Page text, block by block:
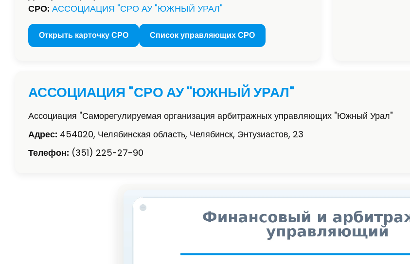
СРО: АССОЦИАЦИЯ "СРО АУ "ЮЖНЫЙ УРАЛ"
Открыть карточку СРО Список управляющих СРО
АССОЦИАЦИЯ "СРО АУ "ЮЖНЫЙ УРАЛ"
Ассоциация "Саморегулируемая организация арбитражных управляющих "Южный Урал"
Адрес: 454020, Челябинская область, Челябинск, Энтузиастов, 23
Телефон: (351) 225-27-90